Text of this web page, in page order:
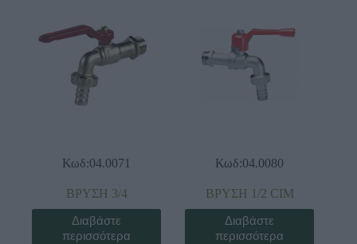
Κωδ:04.0071
ΒΡΥΣΗ 3/4
Διαβάστε
περισσότερα
Κωδ:04.0080
ΒΡΥΣΗ 1/2 CIM
Διαβάστε
περισσότερα